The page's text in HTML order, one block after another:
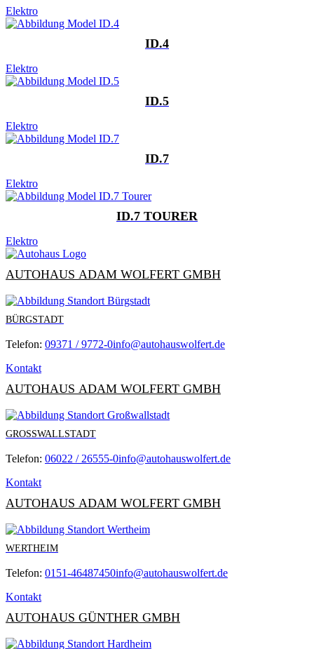
Elektro
ID.4
Elektro
ID.5
Elektro
ID.7
Elektro
ID.7 TOURER
Elektro
AUTOHAUS ADAM WOLFERT GMBH
BÜRGSTADT
Telefon: 09371 / 9772-0info@autohauswolfert.de
Kontakt
AUTOHAUS ADAM WOLFERT GMBH
GROSSWALLSTADT
Telefon: 06022 / 26555-0info@autohauswolfert.de
Kontakt
AUTOHAUS ADAM WOLFERT GMBH
WERTHEIM
Telefon: 0151-46487450info@autohauswolfert.de
Kontakt
AUTOHAUS GÜNTHER GMBH